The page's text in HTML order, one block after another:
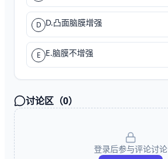
D D.凸面脑膜增强
E E.脑膜不增强
讨论区（0）
登录后参与评论讨论